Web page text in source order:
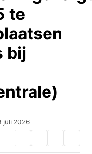
te
bij
juli 2026